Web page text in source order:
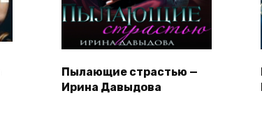
Пылающие страстью —
Ирина Давыдова